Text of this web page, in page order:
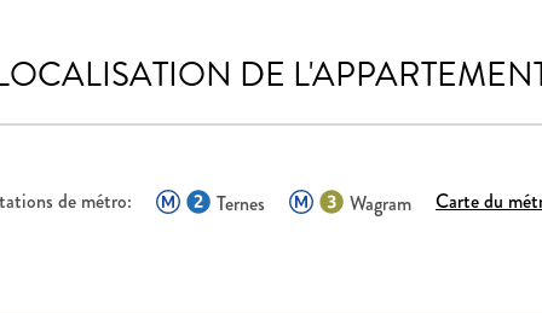
DE
de métro: Ternes Wagram Carte du